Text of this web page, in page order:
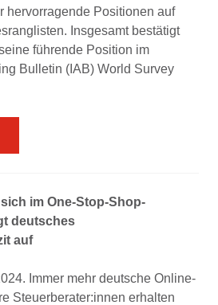
hervorragende Positionen auf
Insgesamt bestätigt
führende Position im
Bulletin (IAB) World Survey
im One-Stop-Shop-
deutsches
auf
Immer mehr deutsche Online-
Steuerberater:innen erhalten